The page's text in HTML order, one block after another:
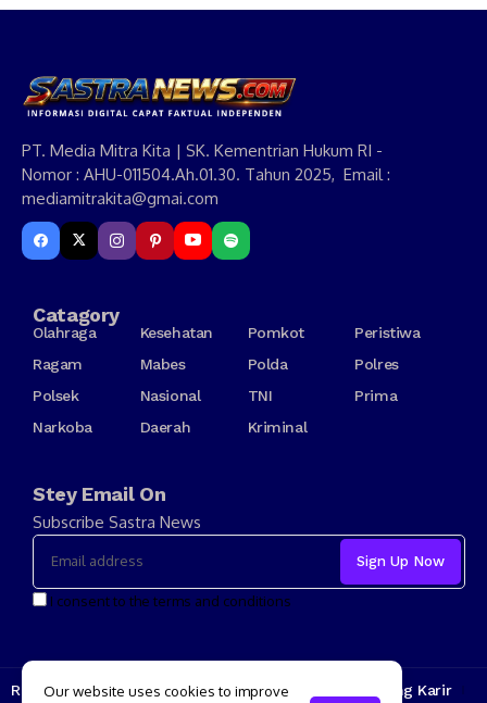
PT. Media Mitra Kita | SK. Kementrian Hukum RI -
Nomor : AHU-011504.Ah.01.30. Tahun 2025, Email :
mediamitrakita@gmai.com
Catagory
Olahraga Kesehatan Pomkot
Peristiwa
Ragam
Mabes Polda
Polres
Polsek
Nasional TNI
Prima
Narkoba
Daerah Kriminal
Stey Email On
Subscribe Sastra News
I consent to the terms and conditions
Redaksi Kode Etik Tarif Iklan Tentang Kami Jenjang Karir
Our website uses cookies to improve